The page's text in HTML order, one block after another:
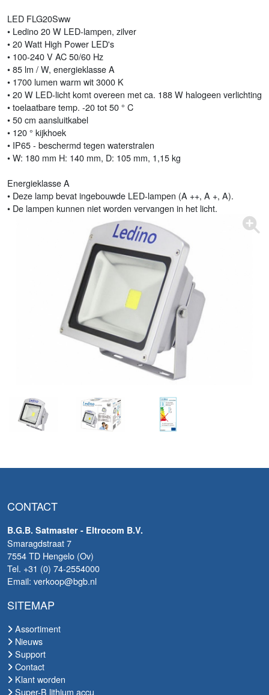
LED FLG20Sww
• Ledino 20 W LED-lampen, zilver
• 20 Watt High Power LED's
• 100-240 V AC 50/60 Hz
• 85 lm / W, energieklasse A
• 1700 lumen warm wit 3000 K
• 20 W LED-licht komt overeen met ca. 188 W halogeen verlichting
• toelaatbare temp. -20 tot 50 ° C
• 50 cm aansluitkabel
• 120 ° kijkhoek
• IP65 - beschermd tegen waterstralen
• W: 180 mm H: 140 mm, D: 105 mm, 1,15 kg
Energieklasse A
• Deze lamp bevat ingebouwde LED-lampen (A ++, A +, A).
• De lampen kunnen niet worden vervangen in het licht.
CONTACT
B.G.B. Satmaster - Eltrocom B.V.
Smaragdstraat 7
7554 TD Hengelo (Ov)
Tel. +31 (0) 74-2554000
Email: verkoop@bgb.nl
SITEMAP
Assortiment
Nieuws
Support
Contact
Klant worden
Super-B lithium accu